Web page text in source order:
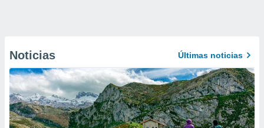
Noticias Últimas noticias